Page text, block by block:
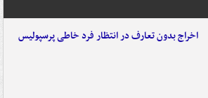
اخراج بدون تعارف در انتظار فرد خاطی پرسپولیس